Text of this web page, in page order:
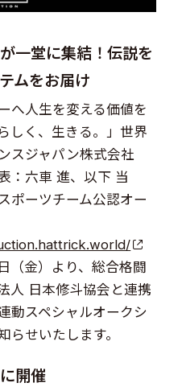
一堂に集結！伝説を
ムをお届け
へ人生を変える価値を
しく、生きる。」世界
スジャパン株式会社
：六車 進、以下 当
ポーツチーム公認オー
（金）より、総合格闘
人 日本修斗協会と連携
動スペシャルオークシ
らせいたします。
開催